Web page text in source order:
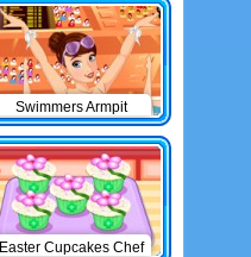
Swimmers Armpit
Easter Cupcakes Chef